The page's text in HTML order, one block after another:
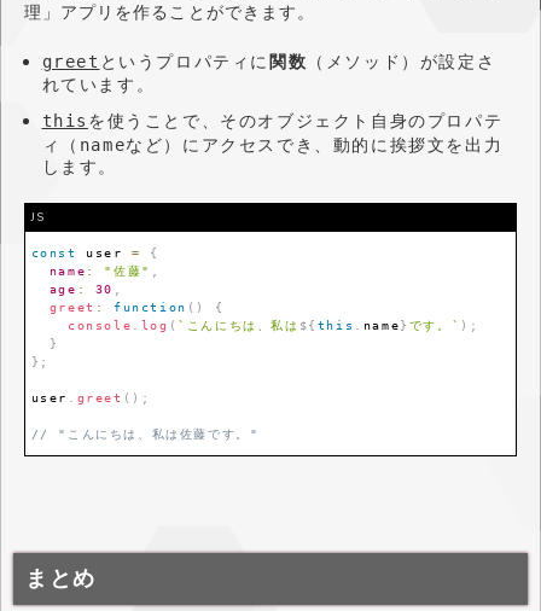
理」アプリを作ることができます。
greet というプロパティに関数 （メソッド）が設定さ
れています。
this を使うことで、そのオブジェクト自身のプロパテ
ィ（ nameなど）にアクセスでき、動的に挨拶文を出力
します。
JS
const user =
{
name : "佐藤"
age : 30
greet : function ( )
{
console
log ( ` こんにちは、私は ${ this name} です。 ` ) ;
}
} ;
user greet ( ) ;
// "こんにちは、私は佐藤です。"
まとめ